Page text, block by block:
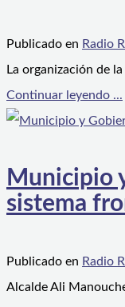
Publicado en Radio
La organización de
Continuar leyendo ...
Municipio
sistema
Publicado en Radio
Alcalde Ali